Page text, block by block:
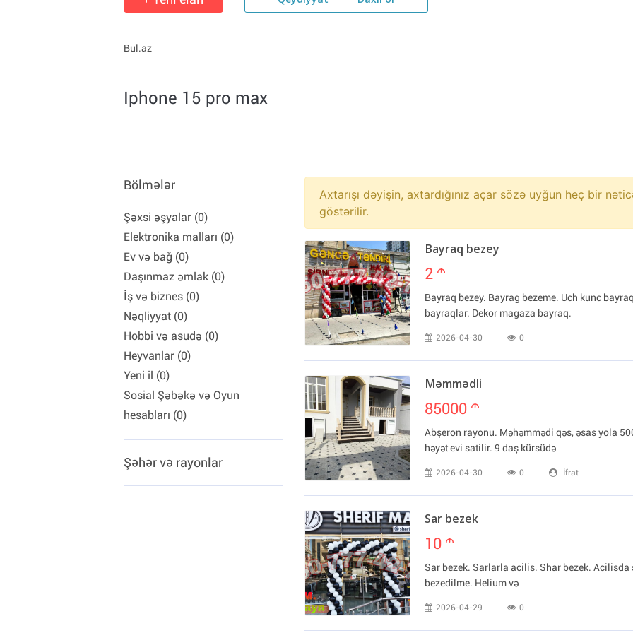
Bul.az
Iphone 15 pro max
Bölmələr
Şəxsi əşyalar (0)
Elektronika malları (0)
Ev və bağ (0)
Daşınmaz əmlak (0)
İş və biznes (0)
Nəqliyyat (0)
Hobbi və asudə (0)
Heyvanlar (0)
Yeni il (0)
Sosial Şəbəkə və Oyun
hesabları (0)
Şəhər və rayonlar
Axtarışı dəyişin, axtardığınız açar sözə uyğun heç bir
göstərilir.
Bayraq bezey
2 m
Bayraq bezey. Bayrag bezeme. Uch kunc
bayraqlar. Dekor magaza bayraq.
2026-04-30 0
Məmmədli
85000 m
Abşeron rayonu. Məhəmmədi qəs, əsas yola
həyət evi satilir. 9 daş kürsüdə
2026-04-30 0 İfrat
Sar bezek
10 m
Sar bezek. Sarlarla acilis. Shar bezek. Acilisda
bezedilme. Helium və
2026-04-29 0